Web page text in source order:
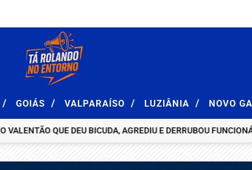
/ GOIÁS / VALPARAÍSO / LUZIÂNIA / NOVO
QUE DEU BICUDA, AGREDIU E DERRUBOU FUNCIONÁRIA